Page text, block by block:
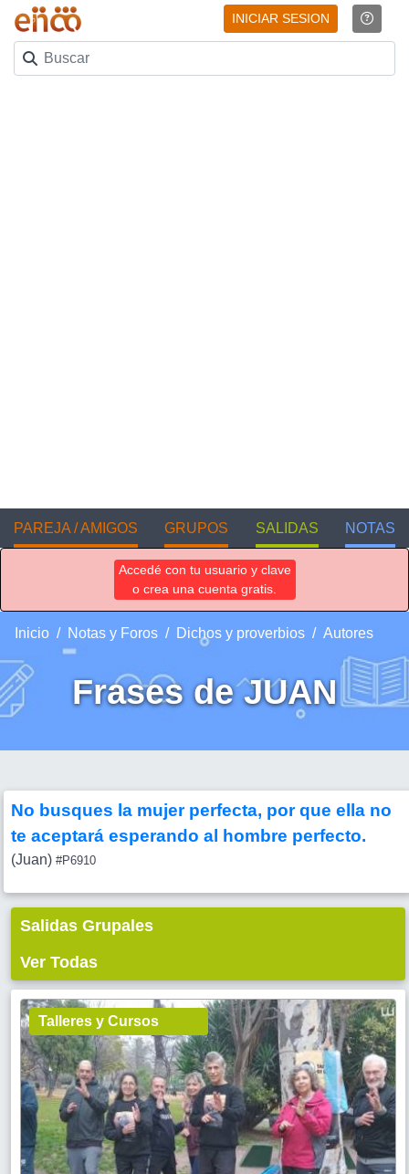
INICIAR SESION
PAREJA / AMIGOS GRUPOS SALIDAS NOTAS
Accedé con tu usuario y clave
o crea una cuenta gratis.
Inicio Notas y Foros Dichos y proverbios Autores
Frases de JUAN
No busques la mujer perfecta, por que ella no
te aceptará esperando al hombre perfecto.
(Juan) #P6910
Salidas Grupales
Ver Todas
Talleres y Cursos